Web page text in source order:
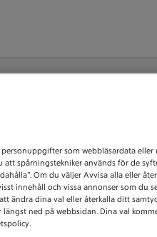
som webbläsardata eller
spårningstekniker används för de
Om du väljer Avvisa alla eller
innehåll och vissa annonser som du
ändra dina val eller återkalla ditt
ned på webbsidan. Dina val